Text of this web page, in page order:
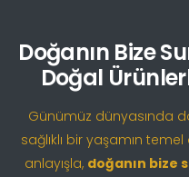
Doğanın Bize
Doğal
Günümüz dünyasında
sağlıklı bir yaşamın
anlayışla, doğanın bize